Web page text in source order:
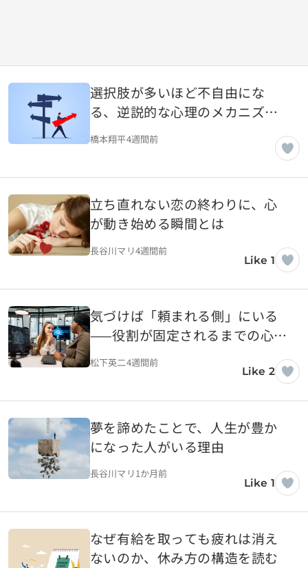
選択肢が多いほど不自由にな
る、逆説的な心理のメカニズム
とは
橋本翔平4週間前
立ち直れない恋の終わりに、心
が動き始める瞬間とは
長谷川マリ4週間前
Like 1
気づけば「頼まれる側」にいる
——役割が固定されるまでの心理
的プロセス
松下英二4週間前
Like 2
夢を諦めたことで、人生が豊か
になった人がいる理由
長谷川マリ 1か月前
Like 1
なぜ有給を取っても疲れは消え
ないのか、休み方の構造を読む